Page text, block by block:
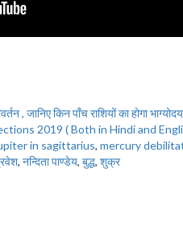
, जानिए किन पाँच राशियों का होगा
2019 ( Both in Hindi and
in sagittarius, mercury
, नन्दिता पाण्डेय, बुद्ध, शुक्र